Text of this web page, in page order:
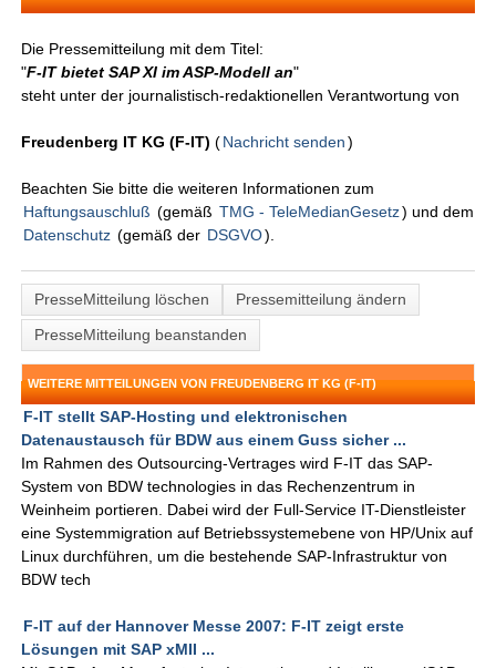
Die Pressemitteilung mit dem Titel:
"F-IT bietet SAP XI im ASP-Modell an"
steht unter der journalistisch-redaktionellen Verantwortung von
Freudenberg IT KG (F-IT) (Nachricht senden )
Beachten Sie bitte die weiteren Informationen zum
Haftungsauschluß (gemäß TMG - TeleMedianGesetz) und dem
Datenschutz (gemäß der DSGVO).
PresseMitteilung löschen
Pressemitteilung ändern
PresseMitteilung beanstanden
WEITERE MITTEILUNGEN VON FREUDENBERG IT KG (F-IT)
F-IT stellt SAP-Hosting und elektronischen
Datenaustausch für BDW aus einem Guss sicher ...
Im Rahmen des Outsourcing-Vertrages wird F-IT das SAP-
System von BDW technologies in das Rechenzentrum in
Weinheim portieren. Dabei wird der Full-Service IT-Dienstleister
eine Systemmigration auf Betriebssystemebene von HP/Unix auf
Linux durchführen, um die bestehende SAP-Infrastruktur von
BDW tech
F-IT auf der Hannover Messe 2007: F-IT zeigt erste
Lösungen mit SAP xMII ...